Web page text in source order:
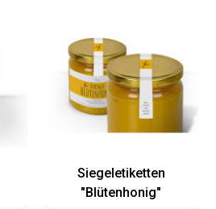
Siegeletiketten
"Blütenhonig"